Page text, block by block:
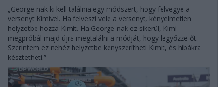
„George-nak ki kell találnia egy módszert, hogy felvegye a
versenyt Kimivel. Ha felveszi vele a versenyt, kényelmetlen
helyzetbe hozza Kimit. Ha George-nak ez sikerül, Kimi
megpróbál majd újra megtalálni a módját, hogy legyőzze őt.
Szerintem ez nehéz helyzetbe kényszerítheti Kimit, és hibákra
késztetheti.”